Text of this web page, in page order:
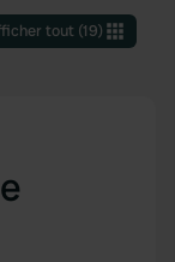
tout(19)